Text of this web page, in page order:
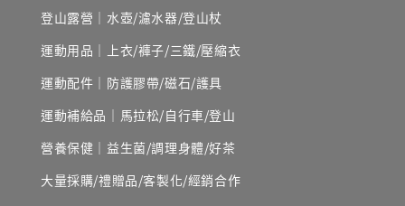
登山露營｜水壺/濾水器/登山杖
運動用品｜上衣/褲子/三鐵/壓縮衣
運動配件｜防護膠帶/磁石/護具
運動補給品｜馬拉松/自行車/登山
營養保健｜益生菌/調理身體/好茶
大量採購/禮贈品/客製化/經銷合作